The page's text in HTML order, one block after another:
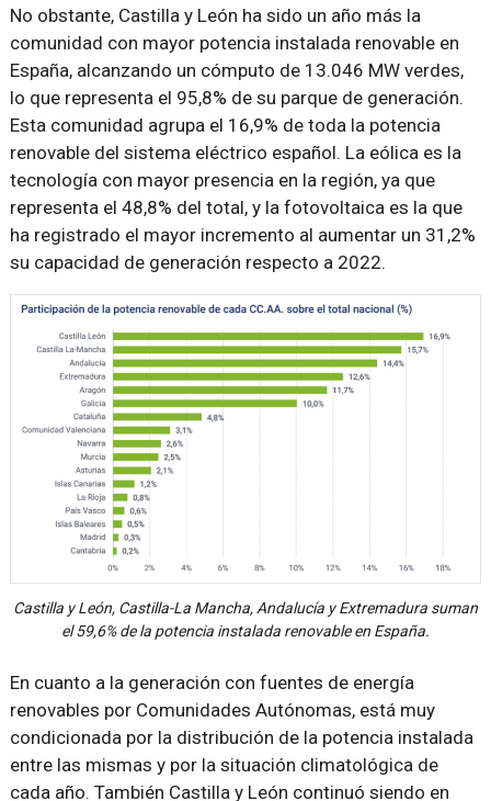
No obstante, Castilla y León ha sido un año más la
comunidad con mayor potencia instalada renovable en
España, alcanzando un cómputo de 13.046 MW verdes,
lo que representa el 95,8% de su parque de generación.
Esta comunidad agrupa el 16,9% de toda la potencia
renovable del sistema eléctrico español. La eólica es la
tecnología con mayor presencia en la región, ya que
representa el 48,8% del total, y la fotovoltaica es la que
ha registrado el mayor incremento al aumentar un 31,2%
su capacidad de generación respecto a 2022.
Castilla y León, Castilla-La Mancha, Andalucía y Extremadura suman
el 59,6% de la potencia instalada renovable en España.
En cuanto a la generación con fuentes de energía
renovables por Comunidades Autónomas, está muy
condicionada por la distribución de la potencia instalada
entre las mismas y por la situación climatológica de
cada año. También Castilla y León continuó siendo en